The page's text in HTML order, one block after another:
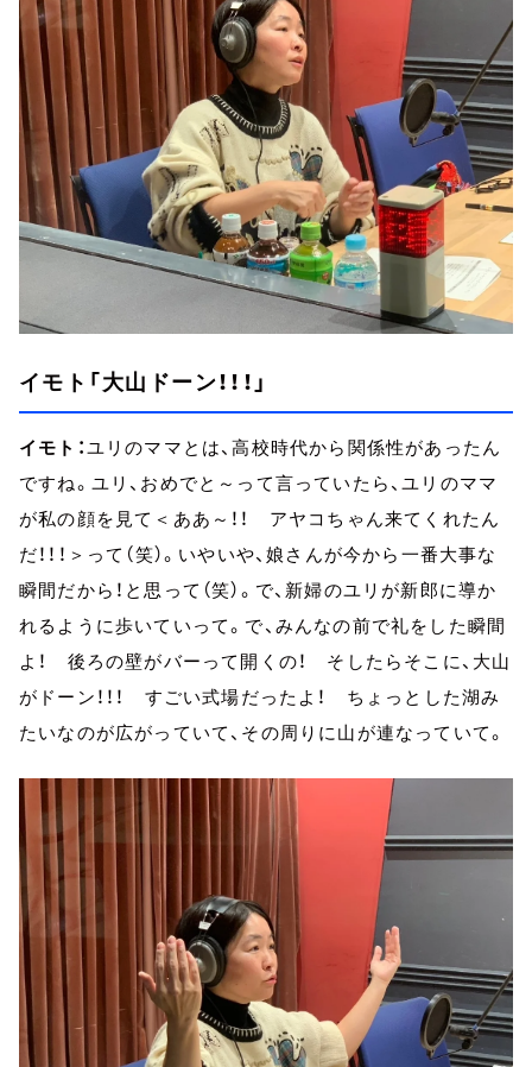
イモト「大山ドーン！！！」
イモト：ユリのママとは、高校時代から関係性があったん
ですね。ユリ、おめでと～って言っていたら、ユリのママ
が私の顔を見て＜ああ～！！ アヤコちゃん来てくれたん
だ！！！＞って（笑）。いやいや、娘さんが今から一番大事な
瞬間だから！と思って（笑）。で、新婦のユリが新郎に導か
れるように歩いていって。で、みんなの前で礼をした瞬間
よ！ 後ろの壁がバーって開くの！ そしたらそこに、大山
がドーン！！！ すごい式場だったよ！ ちょっとした湖み
たいなのが広がっていて、その周りに山が連なっていて。